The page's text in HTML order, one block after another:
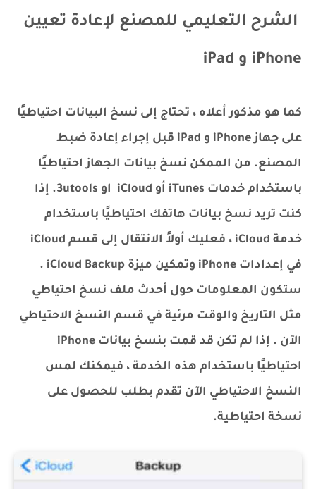
الشرح التعليمي للمصنع لإعادة تعيين
iPhone و iPad
كما هو مذكور أعلاه ، تحتاج إلى نسخ البيانات احتياطيًا
على جهاز iPhone و iPad قبل إجراء إعادة ضبط
المصنع. من الممكن نسخ بيانات الجهاز احتياطيًا
باستخدام خدمات iTunes أو iCloud او 3utools. إذا
كنت تريد نسخ بيانات هاتفك احتياطيًا باستخدام
خدمة iCloud ، فعليك أولاً الانتقال إلى قسم iCloud
في إعدادات iPhone وتمكين ميزة iCloud Backup .
ستكون المعلومات حول أحدث ملف نسخ احتياطي
مثل التاريخ والوقت مرئية في قسم النسخ الاحتياطي
الآن . إذا لم تكن قد قمت بنسخ بيانات iPhone
احتياطيًا باستخدام هذه الخدمة ، فيمكنك لمس
النسخ الاحتياطي الآن تقدم بطلب للحصول على
نسخة احتياطية.